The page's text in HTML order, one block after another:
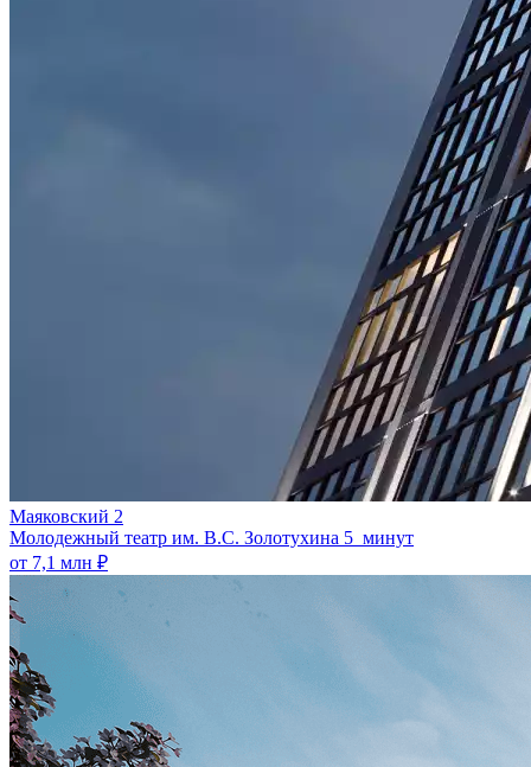
Маяковский 2
Молодежный театр им. В.С. Золотухина 5 минут
от 7,1 млн ₽